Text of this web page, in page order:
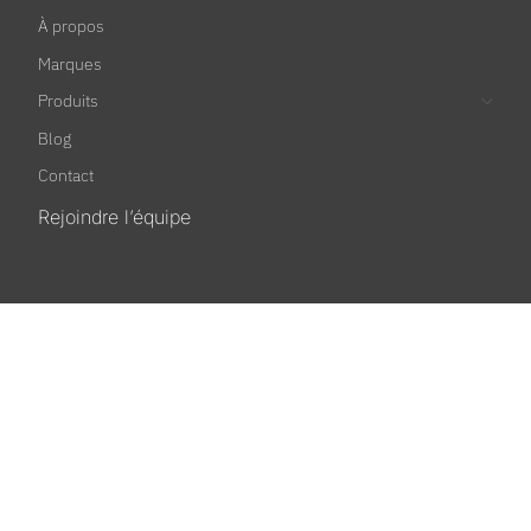
À propos
Marques
Produits
Blog
Contact
Rejoindre l’équipe